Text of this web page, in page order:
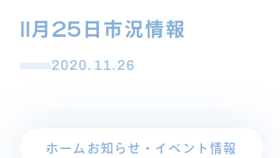
11月25日市況情報
2020.11.26
ホーム お知らせ・イベント情報